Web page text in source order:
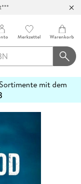
Merkzettel Warenkorb
mit dem